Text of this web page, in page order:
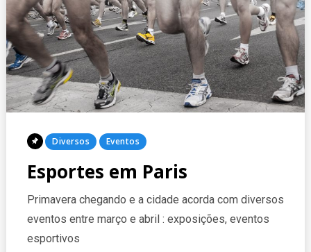
Posted
Diversos Eventos
Esportes em Paris
Primavera chegando e a cidade acorda com diversos
eventos entre março e abril : exposições, eventos
esportivos